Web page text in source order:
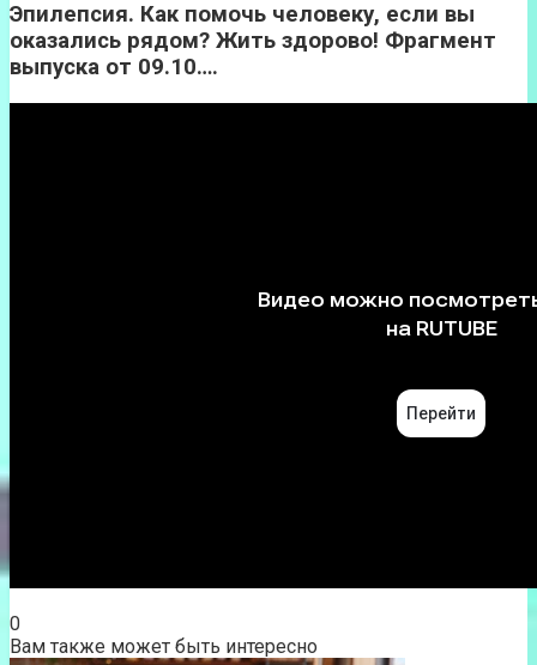
Эпилепсия. Как помочь человеку, если вы
оказались рядом? Жить здорово! Фрагмент
выпуска от 09.10….
0
Вам также может быть интересно